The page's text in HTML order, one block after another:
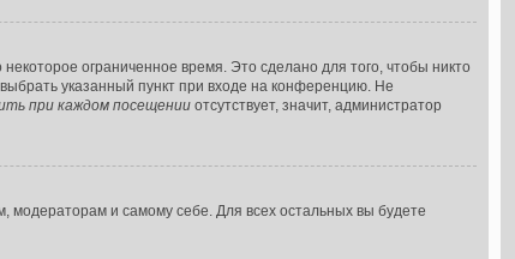
ограниченное время. Это сделано для того, чтобы никто
указанный пункт при входе на конференцию. Не
при каждом посещении отсутствует, значит, администратор
модераторам и самому себе. Для всех остальных вы будете